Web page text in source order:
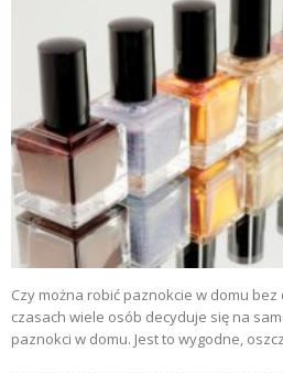
Czy można robić paznokcie w domu bez
czasach wiele osób decyduje się na
paznokci w domu. Jest to wygodne,